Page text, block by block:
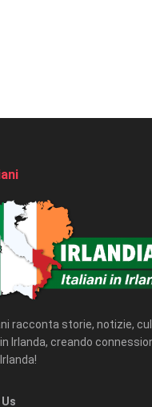
racconta storie, notizie,
Irlanda, creando